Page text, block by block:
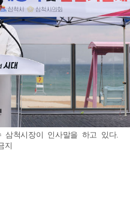
삼척시장이 인사말을 하고 있다.
지